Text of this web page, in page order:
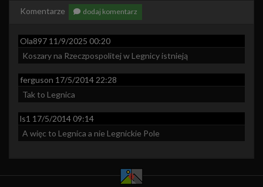
Komentarze dodaj komentarz
Ola897 11/9/2025 00:20
Koszary na Rzeczpospolitej w Legnicy istnieją
ferguson 17/5/2014 22:28
Tak to Legnica
ls1 17/5/2014 09:14
A więc to Legnica a nie Legnickie Pole